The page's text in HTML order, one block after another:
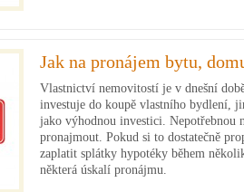
Jak na pronájem bytu,
Vlastnictví nemovitostí je v dnešní
investuje do koupě vlastního bydlení,
jako výhodnou investici. Nepotřebnou
pronajmout. Pokud si to dostatečně
zaplatit splátky hypotéky během
některá úskalí pronájmu.